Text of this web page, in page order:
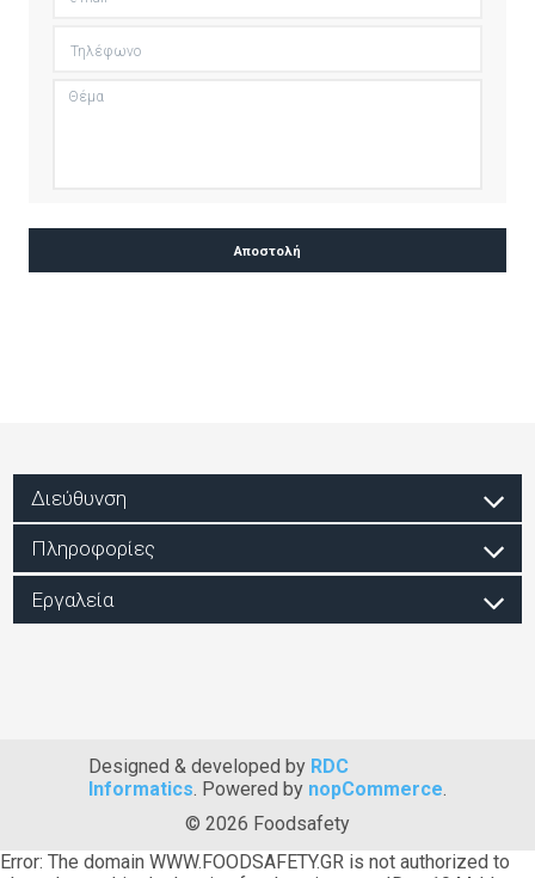
Διεύθυνση
Πληροφορίες
Εργαλεία
Designed & developed by RDC
Informatics. Powered by nopCommerce.
© 2026 Foodsafety
Error: The domain WWW.FOODSAFETY.GR is not authorized to